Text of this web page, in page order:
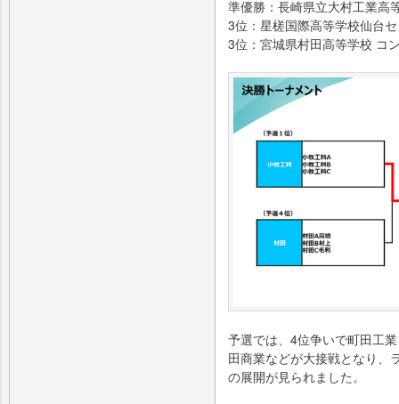
準優勝：長崎県立大村工業高
3位：星槎国際高等学校仙台
3位：宮城県村田高等学校 コ
予選では、4位争いで町田工
田商業などが大接戦となり、
の展開が見られました。